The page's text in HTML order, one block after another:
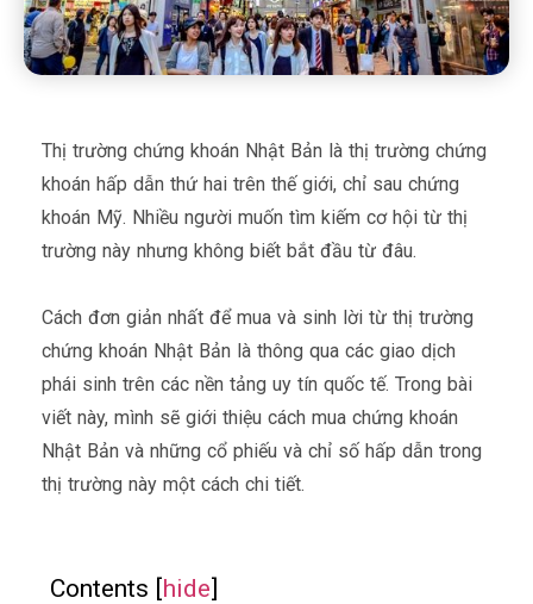
Thị trường chứng khoán Nhật Bản là thị trường chứng
khoán hấp dẫn thứ hai trên thế giới, chỉ sau chứng
khoán Mỹ. Nhiều người muốn tìm kiếm cơ hội từ thị
trường này nhưng không biết bắt đầu từ đâu.
Cách đơn giản nhất để mua và sinh lời từ thị trường
chứng khoán Nhật Bản là thông qua các giao dịch
phái sinh trên các nền tảng uy tín quốc tế. Trong bài
viết này, mình sẽ giới thiệu cách mua chứng khoán
Nhật Bản và những cổ phiếu và chỉ số hấp dẫn trong
thị trường này một cách chi tiết.
Contents [hide]